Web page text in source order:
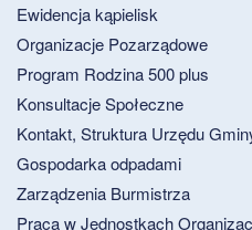
Ewidencja kąpielisk
Organizacje Pozarządowe
Program Rodzina 500 plus
Konsultacje Społeczne
Kontakt, Struktura Urzędu
Gospodarka odpadami
Zarządzenia Burmistrza
Praca w Jednostkach